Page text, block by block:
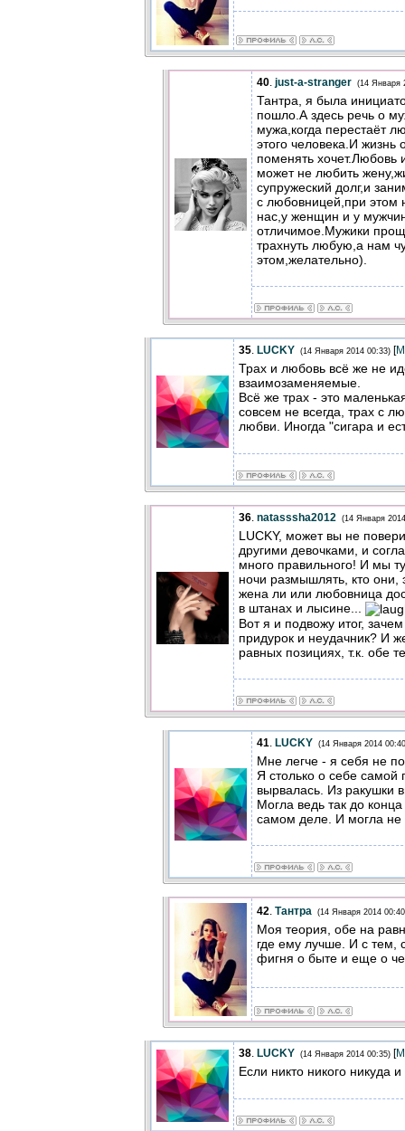
40. just-a-stranger (14 Января
Тантра, я была
пошло.А здесь речь о
мужа,когда перестаёт
этого человека.И жизнь
поменять
может не любить
супружеский долг,и
с любовницей,при этом
нас,у женщин и у
отличимое.Мужики
трахнуть любую,а нам
этом,желательно).
35. LUCKY (14 Января 2014 00:33) [
Трах и любовь всё же не
взаимозаменяемые.
Всё же трах - это
совсем не всегда, трах с
любви. Иногда "сигара и
36. natasssha2012 (14 Января
LUCKY, может вы не
другими девочками, и
много правильного! И мы
ночи размышлять, кто
жена ли или любовница
в штанах и лысине...
Вот я и подвожу итог,
придурок и неудачник? И
равных позициях, т.к. обе
41. LUCKY (14 Января 2014
Мне легче - я себя не
Я столько о себе самой
вырвалась. Из ракушки
Могла ведь так до
самом деле. И могла не
42. Тантра (14 Января 2014
Моя теория, обе на
где ему лучше. И с тем,
фигня о быте и еще о
38. LUCKY (14 Января 2014 00:35) [
Если никто никого никуда